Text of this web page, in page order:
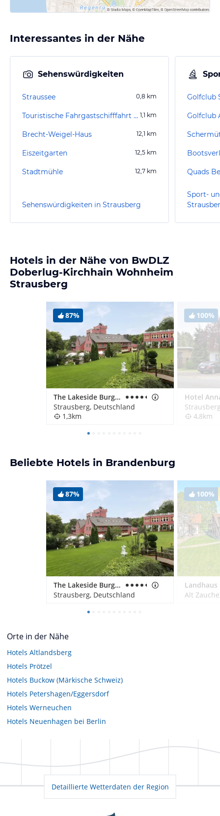
Interessantes in der Nähe
Sehenswürdigkeiten
Straussee 0,8 km
Touristische Fahrgastschifffahrt – Rinast 1,1 km
Brecht-Weigel-Haus 12,1 km
Eiszeitgarten 12,5 km
Stadtmühle 12,7 km
Sehenswürdigkeiten in Strausberg
Sport-
Hotels in der Nähe von BwDLZ
Doberlug-Kirchhain Wohnheim
Strausberg
87%
The Lakeside Burghotel zu Strausberg
Strausberg, Deutschland
1,3km
100%
Hotel
4,8km
Beliebte Hotels in Brandenburg
87%
The Lakeside Burghotel zu Strausberg
Strausberg, Deutschland
100%
Landhaus
Alt
Orte in der Nähe
Hotels Altlandsberg
Hotels Prötzel
Hotels Buckow (Märkische Schweiz)
Hotels Petershagen/Eggersdorf
Hotels Werneuchen
Hotels Neuenhagen bei Berlin
Detaillierte Wetterdaten der Region